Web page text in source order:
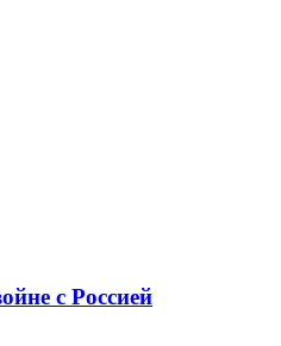
с Росcией